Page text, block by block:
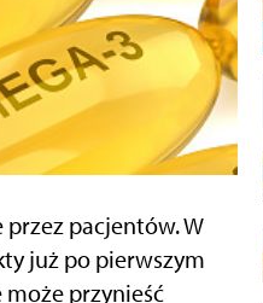
pacjentów. W
już po pierwszym
przynieść